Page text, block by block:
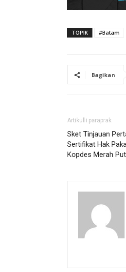
TOPIK #Batam
Bagikan
Artikulli paraprak
Sket Tinjauan
Sertifikat Hak
Kopdes Merah